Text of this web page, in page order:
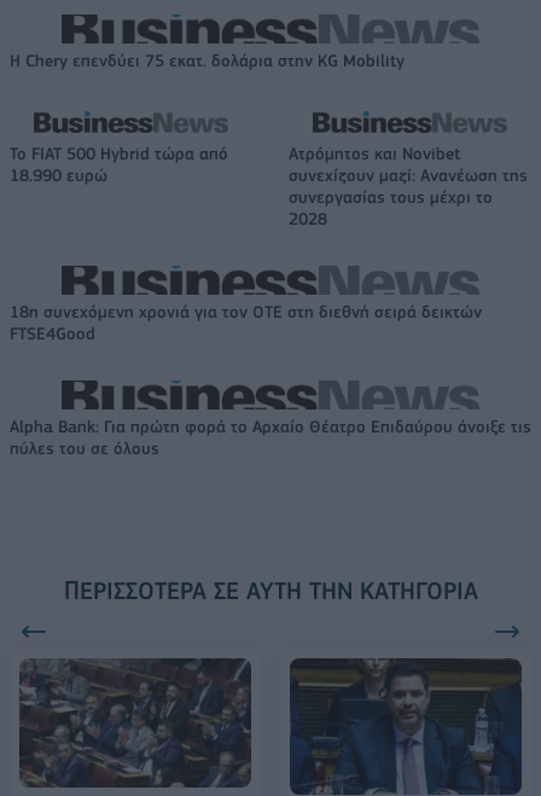
Η Chery επενδύει 75 εκατ. δολάρια στην KG Mobility
Το FIAT 500 Hybrid τώρα από
18.990 ευρώ
Ατρόμητος και Novibet
συνεχίζουν μαζί: Ανανέωση της
συνεργασίας τους μέχρι το
2028
18η συνεχόμενη χρονιά για τον ΟΤΕ στη διεθνή σειρά δεικτών
FTSE4Good
Alpha Bank: Για πρώτη φορά το Αρχαίο Θέατρο Επιδαύρου άνοιξε τις
πύλες του σε όλους
ΠΕΡΙΣΣΌΤΕΡΑ ΣΕ ΑΥΤΉ ΤΗΝ ΚΑΤΗΓΟΡΊΑ